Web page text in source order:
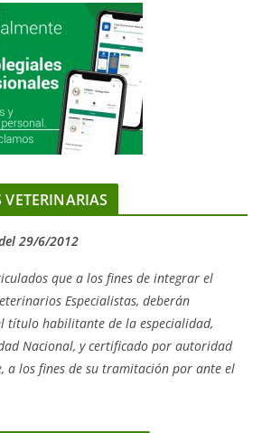
VETERINARIAS
del 29/6/2012
que a los fines de integrar el
Especialistas, deberán
título habilitante de la especialidad,
Nacional, ycertificado por autoridad
a los fines de su tramitación por ante el